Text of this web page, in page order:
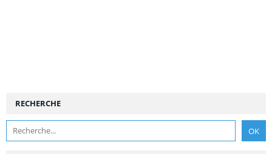
RECHERCHE